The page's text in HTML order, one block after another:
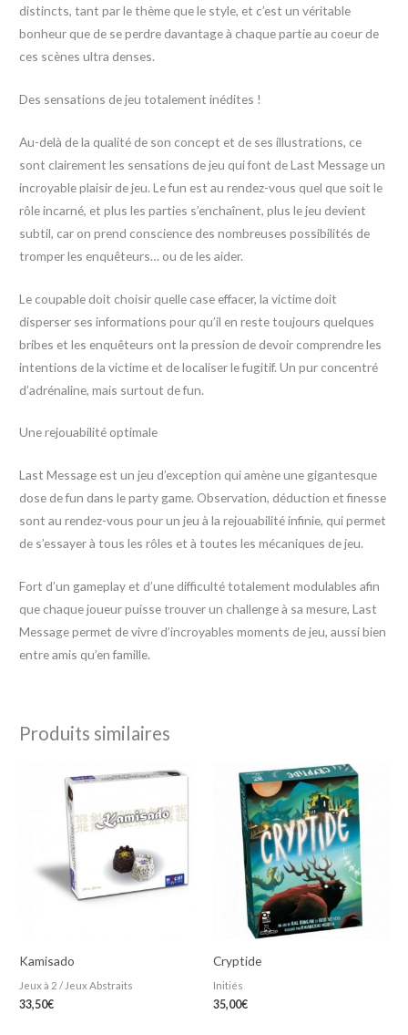
distincts, tant par le thème que le style, et c’est un véritable
bonheur que de se perdre davantage à chaque partie au coeur de
ces scènes ultra denses.
Des sensations de jeu totalement inédites !
Au-delà de la qualité de son concept et de ses illustrations, ce
sont clairement les sensations de jeu qui font de Last Message un
incroyable plaisir de jeu. Le fun est au rendez-vous quel que soit le
rôle incarné, et plus les parties s’enchaînent, plus le jeu devient
subtil, car on prend conscience des nombreuses possibilités de
tromper les enquêteurs… ou de les aider.
Le coupable doit choisir quelle case effacer, la victime doit
disperser ses informations pour qu’il en reste toujours quelques
bribes et les enquêteurs ont la pression de devoir comprendre les
intentions de la victime et de localiser le fugitif. Un pur concentré
d’adrénaline, mais surtout de fun.
Une rejouabilité optimale
Last Message est un jeu d’exception qui amène une gigantesque
dose de fun dans le party game. Observation, déduction et finesse
sont au rendez-vous pour un jeu à la rejouabilité infinie, qui permet
de s’essayer à tous les rôles et à toutes les mécaniques de jeu.
Fort d’un gameplay et d’une difficulté totalement modulables afin
que chaque joueur puisse trouver un challenge à sa mesure, Last
Message permet de vivre d’incroyables moments de jeu, aussi bien
entre amis qu’en famille.
Produits similaires
Kamisado
Jeux à 2 / Jeux Abstraits
33,50€
Cryptide
Initiés
35,00€